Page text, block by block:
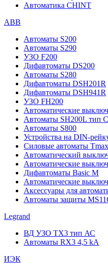
Автоматика CHINT
ABB
Автоматы S200
Автоматы S290
УЗО F200
Дифавтоматы DS200
Автоматы S280
Дифавтоматы DSH201R
Дифавтоматы DSH941R
УЗО FH200
Автоматические
Автоматы SH200L тип
Автоматы S800
Устройства на DIN-
Силовые автоматы Tmax
Автоматический
Автоматические
Дифавтоматы Basic M
Автоматические
Аксессуары для
Автоматы защиты
Legrand
ВД УЗО TX3 тип АС
Автоматы RX3 4,5 kA
ИЭК